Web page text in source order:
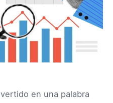
en una palabra